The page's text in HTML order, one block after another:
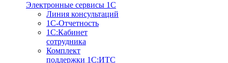
Электронные сервисы 1С
Линия консультаций
1С-Отчетность
1С:Кабинет
сотрудника
Комплект
поддержки 1С:ИТС